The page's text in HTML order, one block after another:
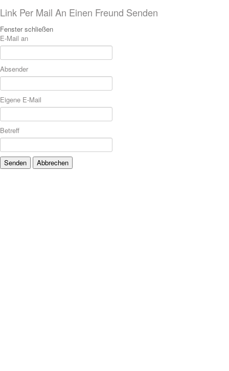
Link Per Mail An Einen Freund Senden
Fenster schließen
E-Mail an
Absender
Eigene E-Mail
Betreff
Senden Abbrechen